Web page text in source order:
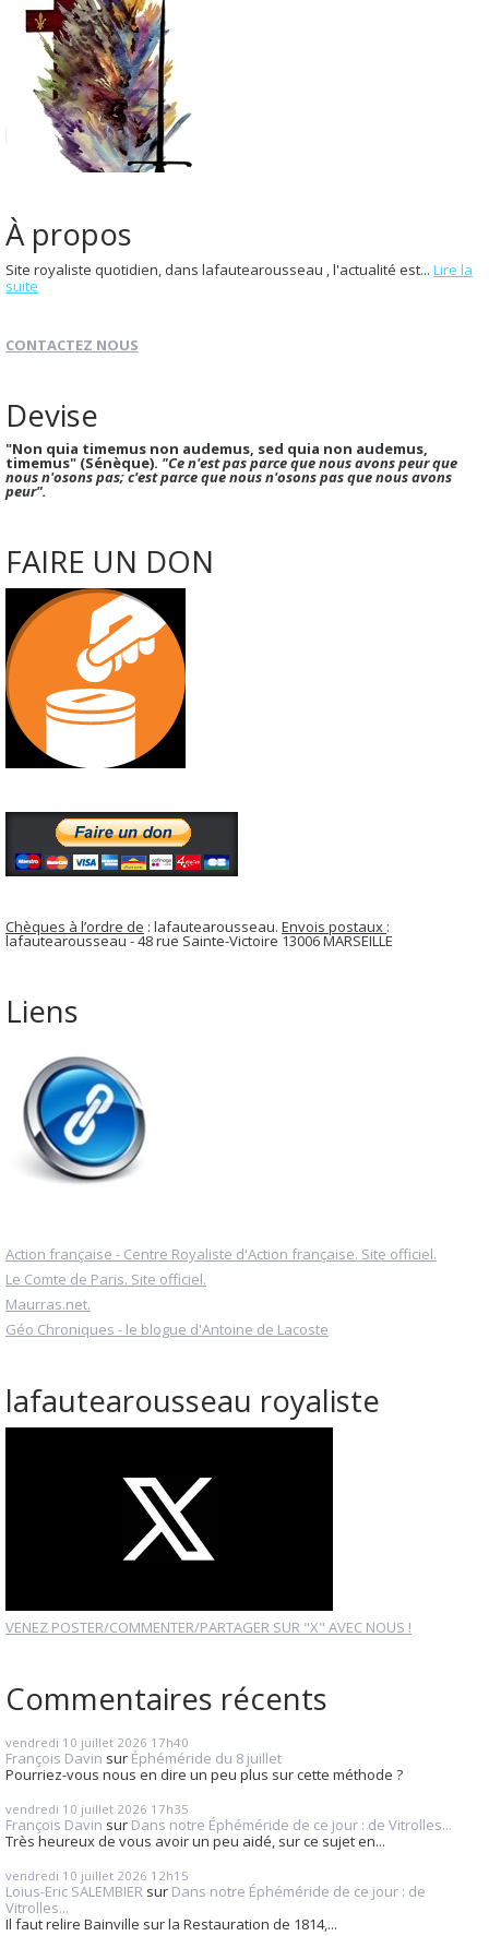
À propos
Site royaliste quotidien, dans lafautearousseau , l'actualité est... Lire la
suite
CONTACTEZ NOUS
Devise
"Non quia timemus non audemus, sed quia non audemus,
timemus" (Sénèque). "Ce n'est pas parce que nous avons peur que
nous n'osons pas; c'est parce que nous n'osons pas que nous avons
peur".
FAIRE UN DON
Chèques à l’ordre de : lafautearousseau. Envois postaux :
lafautearousseau - 48 rue Sainte-Victoire 13006 MARSEILLE
Liens
Action française - Centre Royaliste d'Action française. Site officiel.
Le Comte de Paris. Site officiel.
Maurras.net.
Géo Chroniques - le blogue d'Antoine de Lacoste
lafautearousseau royaliste
VENEZ POSTER/COMMENTER/PARTAGER SUR "X" AVEC NOUS !
Commentaires récents
vendredi 10 juillet 2026 17h40
François Davin sur Éphéméride du 8 juillet
Pourriez-vous nous en dire un peu plus sur cette méthode ?
vendredi 10 juillet 2026 17h35
François Davin sur Dans notre Éphéméride de ce jour : de Vitrolles...
Très heureux de vous avoir un peu aidé, sur ce sujet en...
vendredi 10 juillet 2026 12h15
Loius-Eric SALEMBIER sur Dans notre Éphéméride de ce jour : de
Vitrolles...
Il faut relire Bainville sur la Restauration de 1814,...